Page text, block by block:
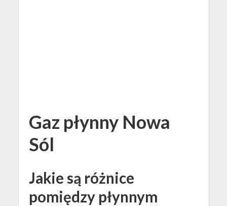
Gaz płynny Nowa
Sól
Jakie są różnice
pomiędzy płynnym